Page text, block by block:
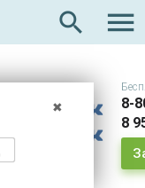
search 
✖
8-
8